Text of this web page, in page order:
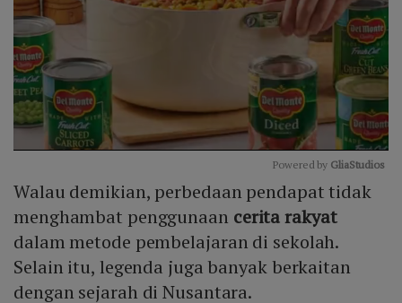
Mute
Powered by GliaStudios
Walau demikian, perbedaan pendapat tidak
menghambat penggunaan cerita rakyat
dalam metode pembelajaran di sekolah.
Selain itu, legenda juga banyak berkaitan
dengan sejarah di Nusantara.